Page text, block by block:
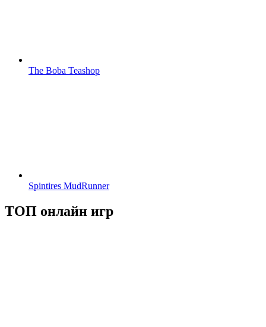
The Boba Teashop
Spintires MudRunner
ТОП онлайн игр